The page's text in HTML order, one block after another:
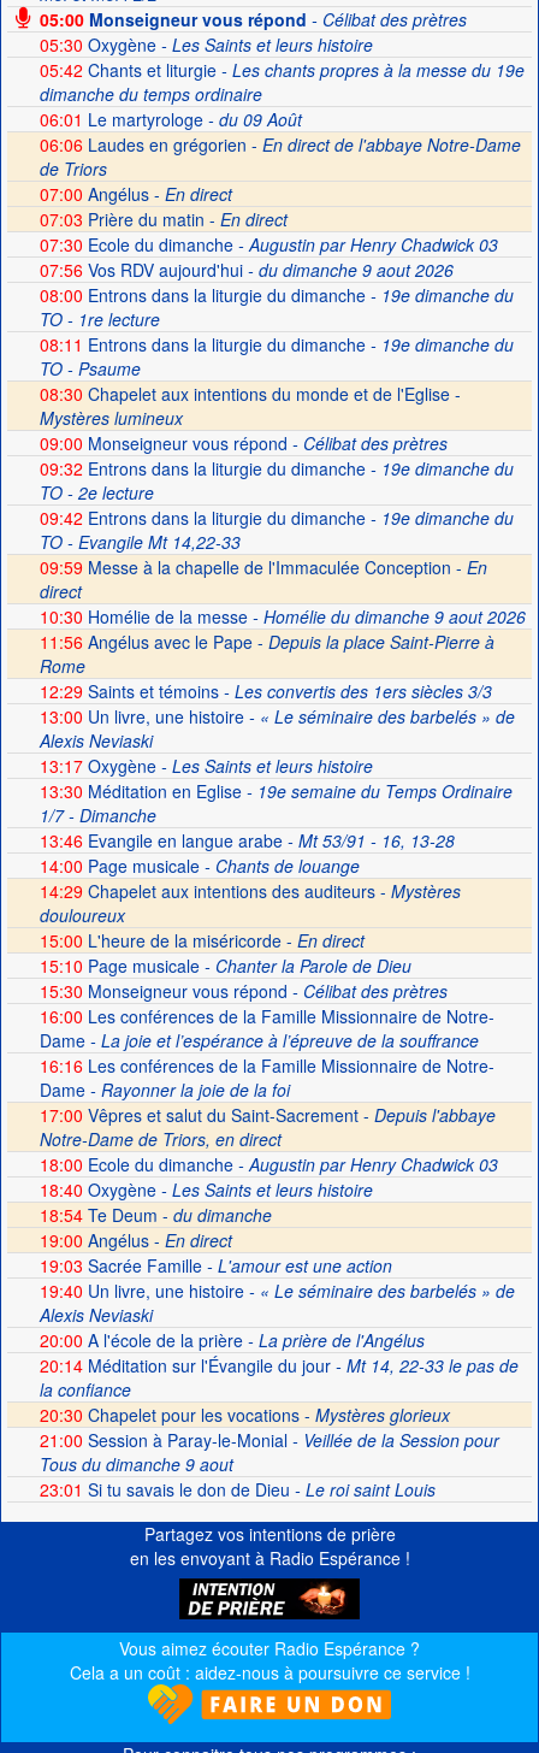
05:00Monseigneur vous répond - Célibat des prètres
05:30 Oxygène- Les Saints et leurs histoire
05:42 Chants et liturgie- Les chants propres à la messe du 19e
dimanche du temps ordinaire
06:01 Le martyrologe- du 09 Août
06:06 Laudes en grégorien - En direct de l'abbaye Notre-Dame
de Triors
07:00 Angélus - En direct
07:03 Prière du matin - En direct
07:30 Ecole du dimanche- Augustin par Henry Chadwick 03
07:56Vos RDV aujourd'hui- du dimanche 9 aout 2026
08:00 Entrons dans la liturgie du dimanche- 19e dimanche du
TO - 1re lecture
08:11 Entrons dans la liturgie du dimanche- 19e dimanche du
TO - Psaume
08:30 Chapelet aux intentions du monde et de l'Eglise -
Mystères lumineux
09:00 Monseigneur vous répond - Célibat des prètres
09:32 Entrons dans la liturgie du dimanche- 19e dimanche du
TO - 2e lecture
09:42 Entrons dans la liturgie du dimanche- 19e dimanche du
TO - Evangile Mt 14,22-33
09:59 Messe à la chapelle de l'Immaculée Conception - En
direct
10:30 Homélie de la messe- Homélie du dimanche 9 aout 2026
11:56 Angélus avec le Pape - Depuis la place Saint-Pierre à
Rome
12:29Saints et témoins- Les convertis des 1ers siècles 3/3
13:00 Un livre, une histoire- « Le séminaire des barbelés » de
Alexis Neviaski
13:17Oxygène- Les Saints et leurs histoire
13:30 Méditation en Eglise- 19e semaine du Temps Ordinaire
1/7 - Dimanche
13:46Evangile en langue arabe- Mt 53/91 - 16, 13-28
14:00 Page musicale- Chants de louange
14:29 Chapelet aux intentions des auditeurs - Mystères
douloureux
15:00 L'heure de la miséricorde - En direct
15:10 Page musicale- Chanter la Parole de Dieu
15:30 Monseigneur vous répond - Célibat des prètres
16:00 Les conférences de la Famille Missionnaire de Notre-
Dame- La joie et l’espérance à l’épreuve de la souffrance
16:16Les conférences de la Famille Missionnaire de Notre-
Dame- Rayonner la joie de la foi
17:00 Vêpres et salut du Saint-Sacrement - Depuis l'abbaye
Notre-Dame de Triors, en direct
18:00 Ecole du dimanche- Augustin par Henry Chadwick 03
18:40 Oxygène- Les Saints et leurs histoire
18:54Te Deum - du dimanche
19:00 Angélus - En direct
19:03 Sacrée Famille- L'amour est une action
19:40 Un livre, une histoire- « Le séminaire des barbelés » de
Alexis Neviaski
20:00 A l'école de la prière- La prière de l'Angélus
20:14Méditation sur l'Évangile du jour- Mt 14, 22-33 le pas de
la confiance
20:30 Chapelet pour les vocations - Mystères glorieux
21:00 Session à Paray-le-Monial- Veillée de la Session pour
Tous du dimanche 9 aout
23:01 Si tu savais le don de Dieu - Le roi saint Louis
Partagez vos intentions de prière
en les envoyant à Radio Espérance !
Vous aimez écouter Radio Espérance ?
Cela a un coût : aidez-nous à poursuivre ce service !